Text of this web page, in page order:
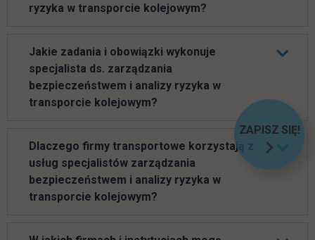
ryzyka w transporcie kolejowym?
Jakie zadania i obowiązki wykonuje
specjalista ds. zarządzania
bezpieczeństwem i analizy ryzyka w
transporcie kolejowym?
Dlaczego firmy transportowe korzystają z
usług specjalistów zarządzania
bezpieczeństwem i analizy ryzyka w
transporcie kolejowym?
ZAPISZ SIĘ!
LINK